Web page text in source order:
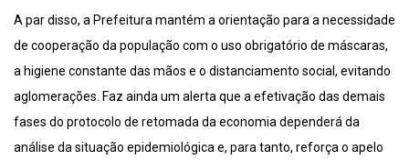
A par disso, a Prefeitura mantém a orientação para a necessidade
de cooperação da população com o uso obrigatório de máscaras,
a higiene constante das mãos e o distanciamento social, evitando
aglomerações. Faz ainda um alerta que a efetivação das demais
fases do protocolo de retomada da economia dependerá da
análise da situação epidemiológica e, para tanto, reforça o apelo